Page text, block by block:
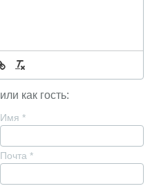
или как гость:
Имя *
Почта *